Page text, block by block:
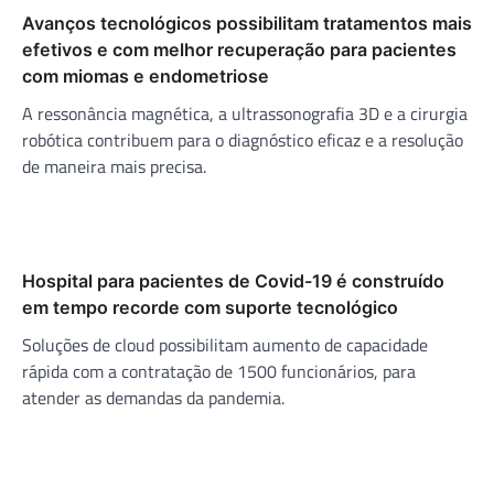
Avanços tecnológicos possibilitam tratamentos mais
efetivos e com melhor recuperação para pacientes
com miomas e endometriose
A ressonância magnética, a ultrassonografia 3D e a cirurgia
robótica contribuem para o diagnóstico eficaz e a resolução
de maneira mais precisa.
Hospital para pacientes de Covid-19 é construído
em tempo recorde com suporte tecnológico
Soluções de cloud possibilitam aumento de capacidade
rápida com a contratação de 1500 funcionários, para
atender as demandas da pandemia.